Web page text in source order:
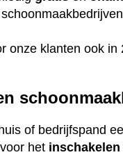
onze klanten ook
of bedrijfspand
het inschakelen